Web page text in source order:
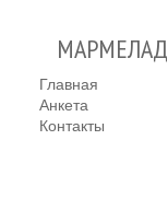
МАРМЕЛАД
Главная
Анкета
Контакты